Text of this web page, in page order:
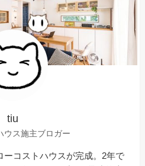
tiu
ウス施主ブロガー
ーコストハウスが完成。2年で